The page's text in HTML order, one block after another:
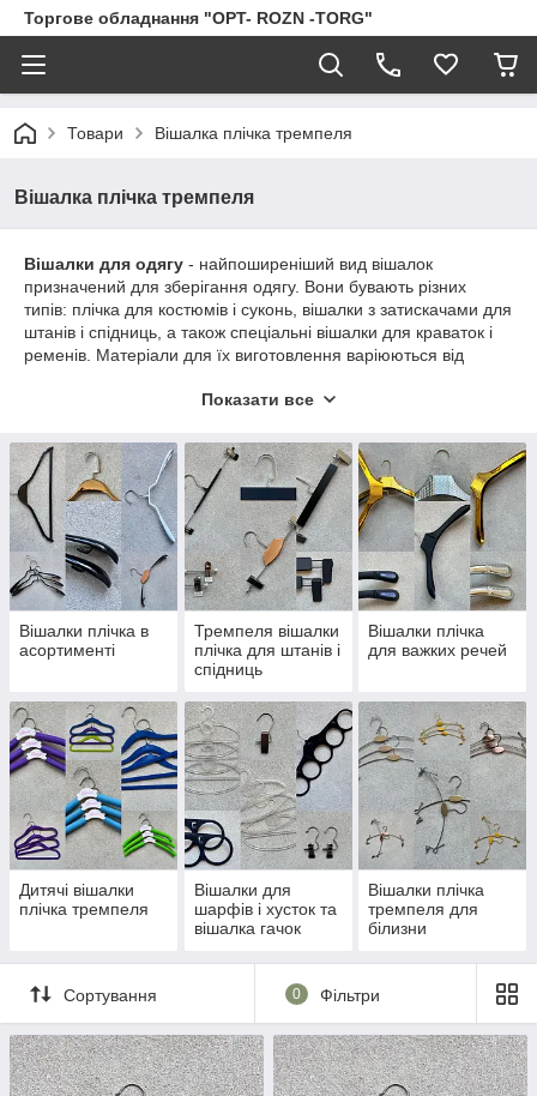
Торгове обладнання "OPT- ROZN -TORG"
Товари Вішалка плічка тремпеля
Вішалка плічка тремпеля
Вішалки для одягу - найпоширеніший вид вішалок
призначений для зберігання одягу. Вони бувають різних
типів: плічка для костюмів і суконь, вішалки з затискачами для
штанів і спідниць, а також спеціальні вішалки для краваток і
ременів. Матеріали для їх виготовлення варіюються від
оптимальний варіант для будь-якого гардероба.
Показати все
Вішалки плічка в
асортименті
Тремпеля вішалки
плічка для штанів і
спідниць
Вішалки плічка
для важких речей
Дитячі вішалки
плічка тремпеля
Вішалки для
шарфів і хусток та
вішалка гачок
Вішалки плічка
тремпеля для
білизни
Сортування 0 Фільтри